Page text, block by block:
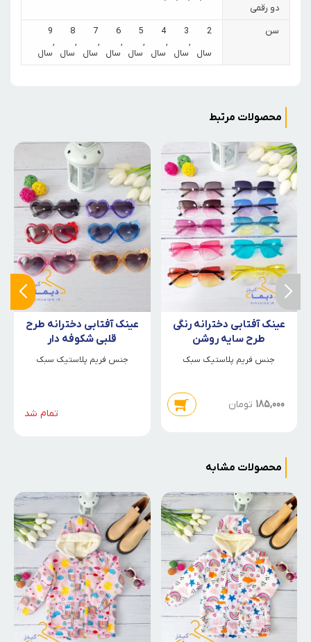
دو رقمی
سن
2
سال
,
3
سال
,
4
سال
,
5
سال
,
6
سال
,
7
سال
,
8
سال
,
9
سال
محصولات مرتبط
عینک آفتابی دخترانه رنگی
طرح سایه روشن
جنس فریم پلاستیک سبک
185,000 تومان
عینک آفتابی دخترانه طرح
قلبی شکوفه دار
جنس فریم پلاستیک سبک
تمام شد
محصولات مشابه